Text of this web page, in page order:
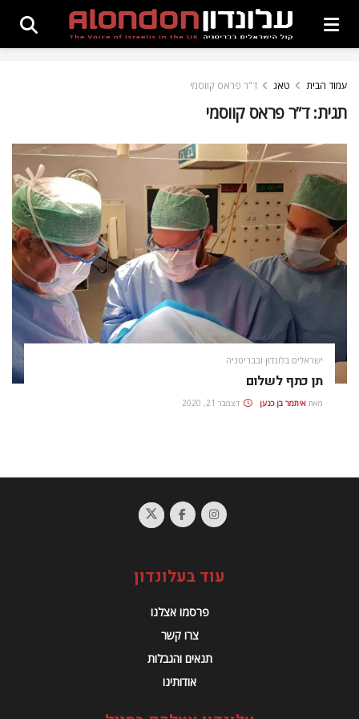
עמוד הבית טאג ד"ר פראס קווסמי
תגית:ד”ר פראס קווסמי
ישראלים בלונדון ובבריטניה
תן כתף לשלום
מאת איתמר בן כנען דצמבר 21, 2020
עוד בעלונדון
פרסמו אצלנו
צרו קשר
תנאים והגבלות
אודותינו